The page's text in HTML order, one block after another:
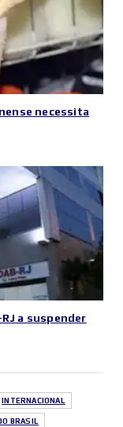
necessita
a suspender
INTERNACIONAL
BRASIL